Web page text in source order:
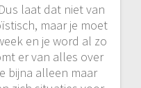
laat dat niet van
maar je moet
en je word al zo
er van alles over
bijna alleen maar